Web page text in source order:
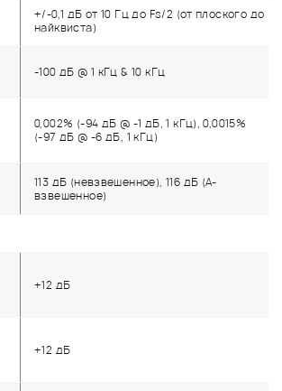
+/-0,1 дБ от 10 Гц до Fs/2 (от плоского до
найквиста)
-100 дБ @ 1 кГц & 10 кГц
0,002% (-94 дБ @ -1 дБ, 1 кГц), 0,0015%
(-97 дБ @ -6 дБ, 1 кГц)
113 дБ (невзвешенное), 116 дБ (А-
взвешенное)
+12 дБ
+12 дБ